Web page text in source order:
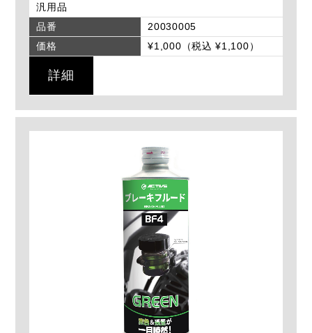
汎用品
品番
20030005
価格
¥1,000（税込 ¥1,100）
詳細